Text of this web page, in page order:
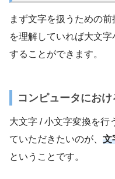
まず文字を扱うための
を理解していれば大文
することができます。
コンピュータにお
大文字 / 小文字変換を行
ていただきたいのが、 文
ということです。